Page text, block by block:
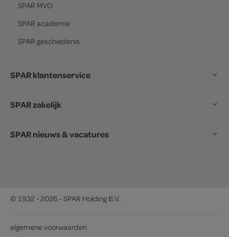
SPAR MVO
SPAR academie
SPAR geschiedenis
SPAR klantenservice
SPAR zakelijk
SPAR nieuws & vacatures
© 1932 - 2026 - SPAR Holding B.V.
algemene voorwaarden